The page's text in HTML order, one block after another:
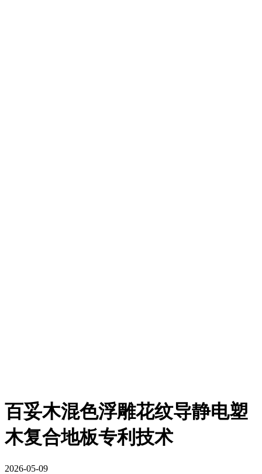
百妥木混色浮雕花纹导静电塑
木复合地板专利技术
2026-05-09